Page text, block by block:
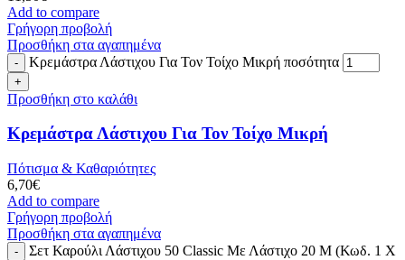
Add to compare
Γρήγορη προβολή
Προσθήκη στα αγαπημένα
Κρεμάστρα Λάστιχου Για Τον Τοίχο Μικρή ποσότητα
Προσθήκη στο καλάθι
Κρεμάστρα Λάστιχου Για Τον Τοίχο Μικρή
Πότισμα & Καθαριότητες
6,70€
Add to compare
Γρήγορη προβολή
Προσθήκη στα αγαπημένα
Σετ Καρούλι Λάστιχου 50 Classic Με Λάστιχο 20 Μ (Κωδ. 1 X